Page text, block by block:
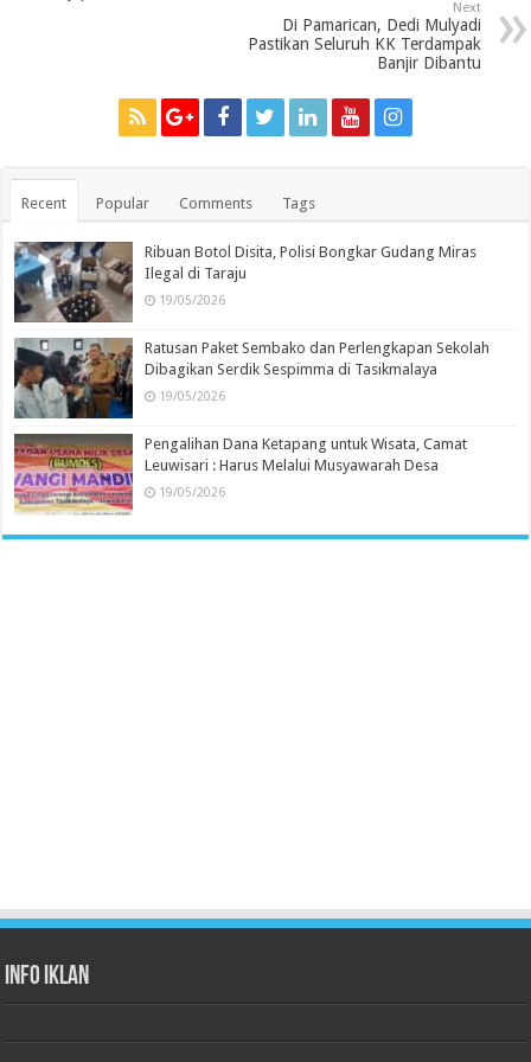
Next
Di Pamarican, Dedi Mulyadi
Pastikan Seluruh KK Terdampak
Banjir Dibantu
Recent Popular Comments Tags
Ribuan Botol Disita, Polisi Bongkar Gudang Miras
Ilegal di Taraju
19/05/2026
Ratusan Paket Sembako dan Perlengkapan Sekolah
Dibagikan Serdik Sespimma di Tasikmalaya
19/05/2026
Pengalihan Dana Ketapang untuk Wisata, Camat
Leuwisari : Harus Melalui Musyawarah Desa
19/05/2026
Info Iklan